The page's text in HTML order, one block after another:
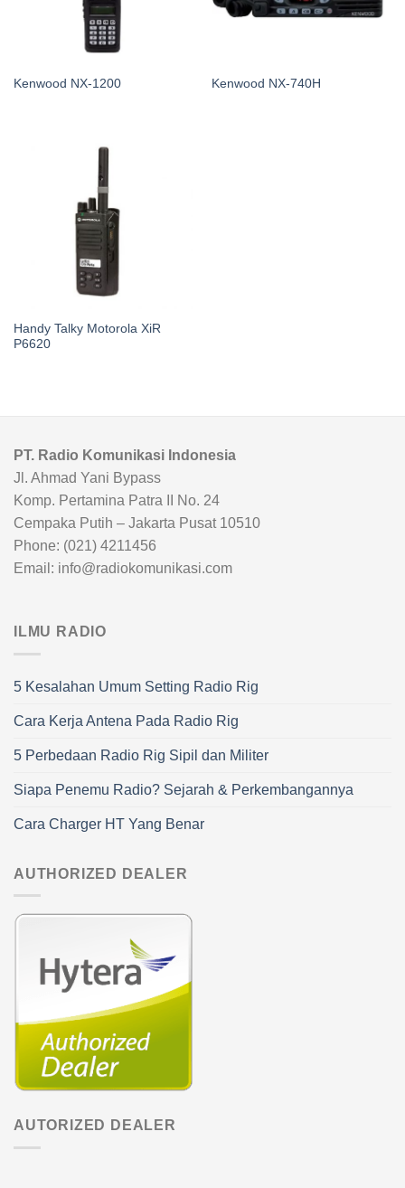
Kenwood NX-1200 Kenwood NX-740H
Handy Talky Motorola XiR
P6620
PT. Radio Komunikasi Indonesia
Jl. Ahmad Yani Bypass
Komp. Pertamina Patra II No. 24
Cempaka Putih – Jakarta Pusat 10510
Phone: (021) 4211456
Email: info@radiokomunikasi.com
ILMU RADIO
5 Kesalahan Umum Setting Radio Rig
Cara Kerja Antena Pada Radio Rig
5 Perbedaan Radio Rig Sipil dan Militer
Siapa Penemu Radio? Sejarah & Perkembangannya
Cara Charger HT Yang Benar
AUTHORIZED DEALER
AUTORIZED DEALER